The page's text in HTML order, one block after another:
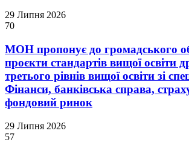
29 Липня 2026
70
МОН пропонує до громадського
проєкти стандартів вищої освіти
третього рівнів вищої освіти зі
Фінанси, банківська справа,
фондовий ринок
29 Липня 2026
57